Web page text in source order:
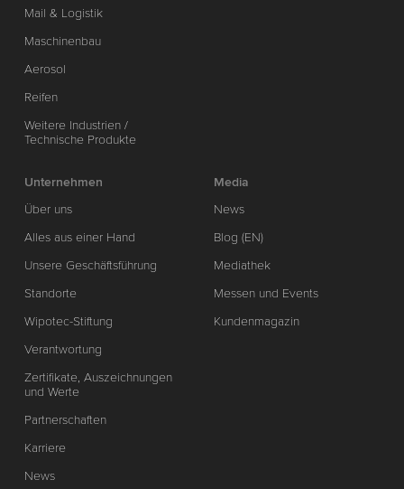
Mail & Logistik
Maschinenbau
Aerosol
Reifen
Weitere Industrien /
Technische Produkte
Unternehmen
Über uns
Alles aus einer Hand
Unsere Geschäftsführung
Standorte
Wipotec-Stiftung
Verantwortung
Zertifikate, Auszeichnungen
und Werte
Partnerschaften
Karriere
News
Media
News
Blog (EN)
Mediathek
Messen und Events
Kundenmagazin